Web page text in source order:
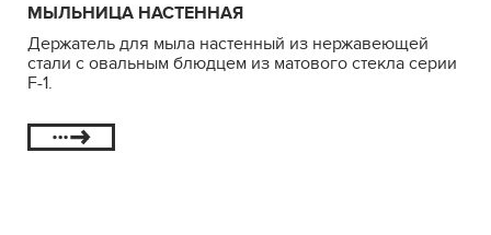
МЫЛЬНИЦА НАСТЕННАЯ
Держатель для мыла настенный из нержавеющей
стали с овальным блюдцем из матового стекла серии
F-1.